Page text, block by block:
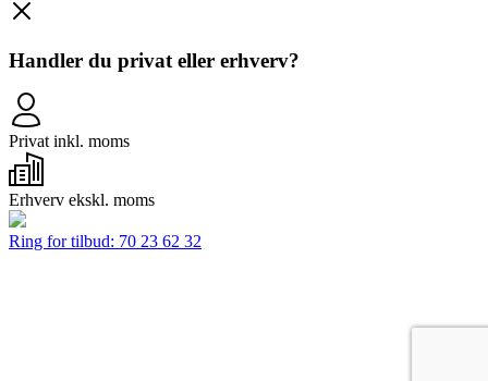
Handler du privat eller erhverv?
Privat inkl. moms
Erhverv ekskl. moms
Ring for tilbud: 70 23 62 32